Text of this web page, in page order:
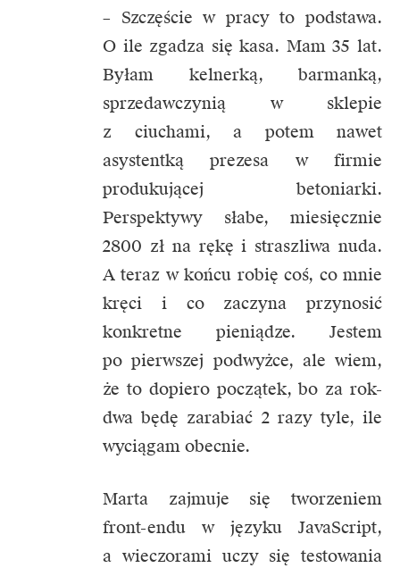
– Szczęście w pracy to podstawa.
O ile zgadza się kasa. Mam 35 lat.
Byłam kelnerką, barmanką,
sprzedawczynią w sklepie
z ciuchami, a potem nawet
asystentką prezesa w firmie
produkującej betoniarki.
Perspektywy słabe, miesięcznie
2800 zł na rękę i straszliwa nuda.
A teraz w końcu robię coś, co mnie
kręci i co zaczyna przynosić
konkretne pieniądze. Jestem
po pierwszej podwyżce, ale wiem,
że to dopiero początek, bo za rok-
dwa będę zarabiać 2 razy tyle, ile
wyciągam obecnie.
Marta zajmuje się tworzeniem
front-endu w języku JavaScript,
a wieczorami uczy się testowania